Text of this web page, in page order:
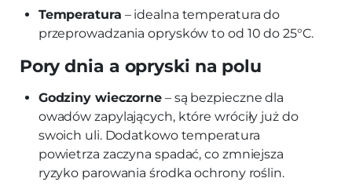
Temperatura – idealna temperatura do
przeprowadzania oprysków to od 10 do 25°C.
Pory dnia a opryski na polu
Godziny wieczorne – są bezpieczne dla
owadów zapylających, które wróciły już do
swoich uli. Dodatkowo temperatura
powietrza zaczyna spadać, co zmniejsza
ryzyko parowania środka ochrony roślin.